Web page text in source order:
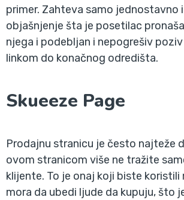
primer. Zahteva samo jednostavno
objašnjenje šta je posetilac
njega i podebljan i nepogrešiv
linkom do konačnog odredišta.
Skueeze Page
Prodajnu stranicu je često najteže
ovom stranicom više ne tražite
klijente. To je onaj koji biste koristili
mora da ubedi ljude da kupuju, što